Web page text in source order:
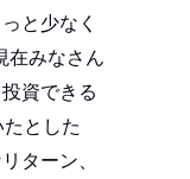
と少なく
在みなさん
資できる
とした
ターン、